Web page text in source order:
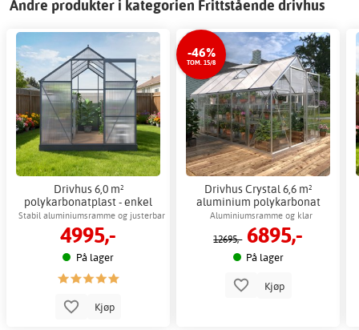
Andre produkter i kategorien Frittstående drivhus
Drivhus 6,0 m²
polykarbonatplast - enkel
montering
Stabil aluminiumsramme og justerbar
ventilasjon
4995,-
På lager
Kjøp
-46%
TOM. 15/8
Drivhus Crystal 6,6 m²
aluminium polykarbonat
Gardeney + Drivhusbord
Aluminiumsramme og klar
polykarbonat for et lyst miljø
12695,- 6895,-
På lager
Kjøp